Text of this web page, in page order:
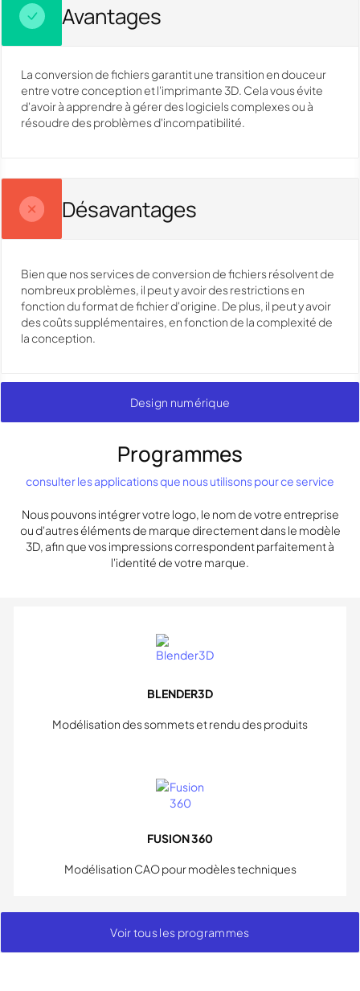
Avantages
La conversion de fichiers garantit une transition en douceur
entre votre conception et l'imprimante 3D. Cela vous évite
d'avoir à apprendre à gérer des logiciels complexes ou à
résoudre des problèmes d'incompatibilité.
Désavantages
Bien que nos services de conversion de fichiers résolvent de
nombreux problèmes, il peut y avoir des restrictions en
fonction du format de fichier d'origine. De plus, il peut y avoir
des coûts supplémentaires, en fonction de la complexité de
la conception.
Design numérique
Programmes
consulter les applications que nous utilisons pour ce service
Nous pouvons intégrer votre logo, le nom de votre entreprise
ou d'autres éléments de marque directement dans le modèle
3D, afin que vos impressions correspondent parfaitement à
l'identité de votre marque.
BLENDER3D
Modélisation des sommets et rendu des produits
FUSION 360
Modélisation CAO pour modèles techniques
Voir tous les programmes